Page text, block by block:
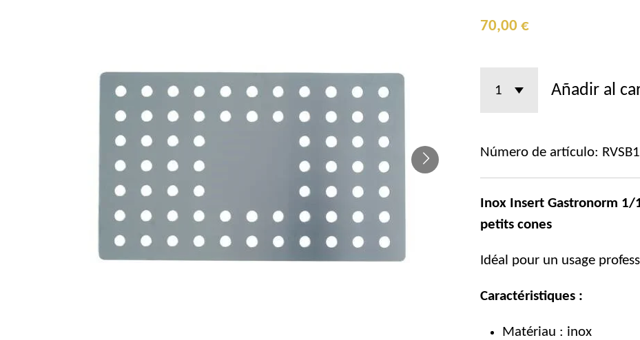
70,00 €
Añadir al
Número de artículo: RVSB1
Inox Insert Gastronorm
petits cones
Idéal pour un usage
Caractéristiques :
Matériau : inox